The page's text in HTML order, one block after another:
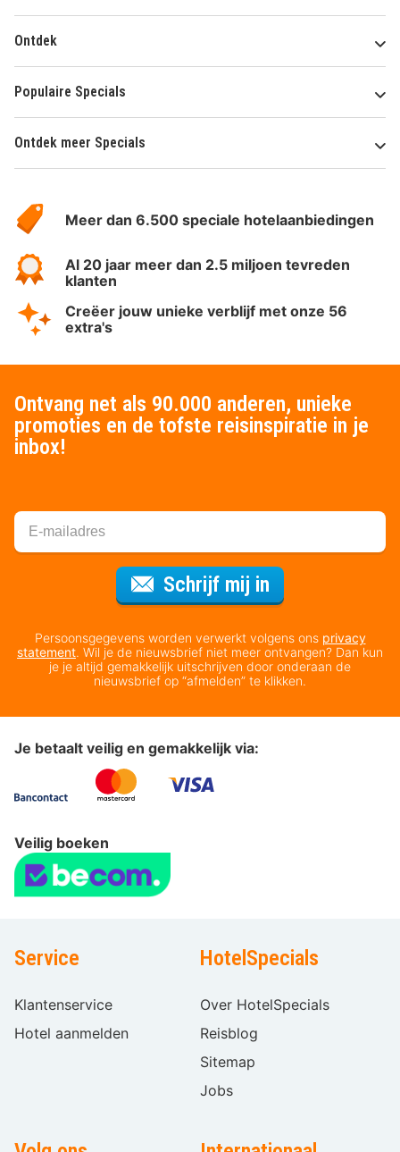
Ontdek
Populaire Specials
Ontdek meer Specials
HotelSpecials
Meer dan 6.500 speciale hotelaanbiedingen
Al 20 jaar meer dan 2.5 miljoen tevreden
klanten
Creëer jouw unieke verblijf met onze 56
extra's
Ontvang net als 90.000 anderen, unieke
promoties en de tofste reisinspiratie in je
inbox!
Schrijf mij in
Persoonsgegevens worden verwerkt volgens ons privacy
statement. Wil je de nieuwsbrief niet meer ontvangen? Dan kun
je je altijd gemakkelijk uitschrijven door onderaan de
nieuwsbrief op “afmelden” te klikken.
Je betaalt veilig en gemakkelijk via:
Veilig boeken
Service
Klantenservice
Hotel aanmelden
HotelSpecials
Over HotelSpecials
Reisblog
Sitemap
Jobs